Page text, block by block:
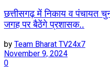
छत्तीसगढ़ में निकाय व पंचायत
जगह पर बैठेंगे प्रशासक..
by Team Bharat TV24x7
November 9, 2024
0